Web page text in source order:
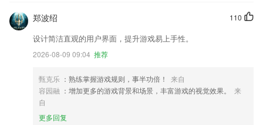
110
郑波绍
设计简洁直观的用户界面，提升游戏易上手性。
2026-08-09 09:04 推荐
甄克乐 ：熟练掌握游戏规则，事半功倍！
来自
容园融 ：增加更多的游戏背景和场景，丰富游戏的视觉效果。
来
自
更多回复